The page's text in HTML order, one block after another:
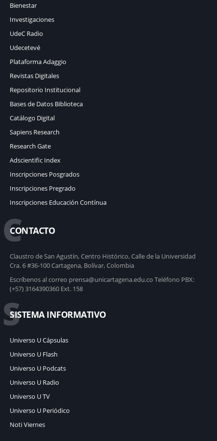
Bienestar
Investigaciones
UdeC Radio
Udecetevé
Plataforma Adaggio
Revistas Digitales
Repositorio Institucional
Bases de Datos Biblioteca
Catálogo Digital
Sapiens Research
Research Gate
Adscientific Index
Inscripciones Posgrados
Inscripciones Pregrado
Inscripciones Educación Contínua
C
CONTACTO
Claustro de San Agustín, Centro Histórico, Calle de la Universidad
Cra. 6 #36-100 Cartagena, Bolívar, Colombia
Escríbenos al correo prensa@unicartagena.edu.co Teléfono PBX:
(+57) 3164390360 Ext. 158
S
SISTEMA INFORMATIVO
Universo U Cápsulas
Universo U Flash
Universo U Podcats
Universo U Radio
Universo U TV
Universo U Periódico
Noti Viernes